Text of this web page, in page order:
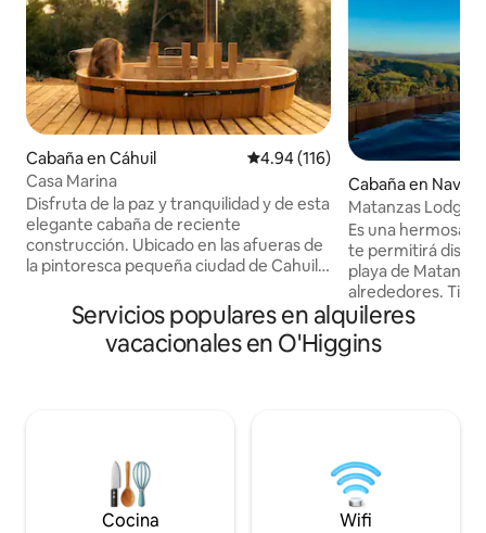
Cabaña en Cáhuil Calificación promedio: 4.94 de
4.94 (116)
Casa Marina
Disfruta de la paz y tranquilidad y de esta
elegante cabaña de reciente
construcción. Ubicado en las afueras de
la pintoresca pequeña ciudad de Cahuil,
explorar los alrededores. A solo 10
minutos en auto de Punta de Lobos y a
20 minutos del centro de Pichilemu. Se
Starlink WIFI
Cabaña en
Matanzas Lodge,
Es una hermosa y
te permitirá
playa de
alrededores.
closet, 1 baño y
comedor que se
directamente a
quebrada
Además, podrán
lado de la cabaña.
Servicios populares en alquileres
vacacionales en O'Higgins
Cocina Wifi